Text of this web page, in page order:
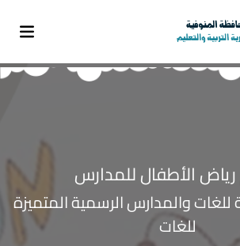
الأطفال للمدارس
للغات والمدارس الرسمية المتميزة
للغات